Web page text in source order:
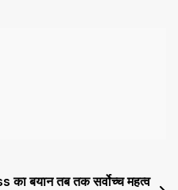
का बयान तब तक सर्वोच्च महत्व